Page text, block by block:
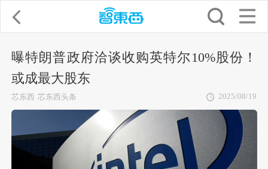
曝特朗普政府洽谈收购英特尔10%股份！
或成最大股东
芯东西 芯东西头条 2025/08/19